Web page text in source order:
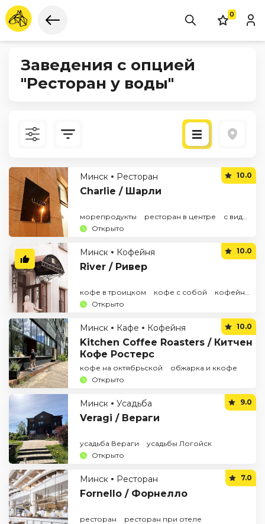
0
Заведения с опцией
"Ресторан у воды"
По рейтингуМинск Ресторан
Charlie / Шарли
10.0
морепродукты ресторан в центре
с видом на реку
Открыто
Минск Кофейня
River / Ривер
10.0
кофе в троицком кофе с собой
кофейня в центре
Открыто
Минск Кафе Кофейня
Kitchen Coffee Roasters / Китчен
Кофе Ростерс
10.0
кофе на октябрьской
обжарка и ккофе
Открыто
Минск Усадьба
Veragi / Вераги
9.0
усадьба Вераги
усадьбы Логойск
Открыто
Минск Ресторан
Fornello / Форнелло
7.0
ресторан
ресторан при отеле